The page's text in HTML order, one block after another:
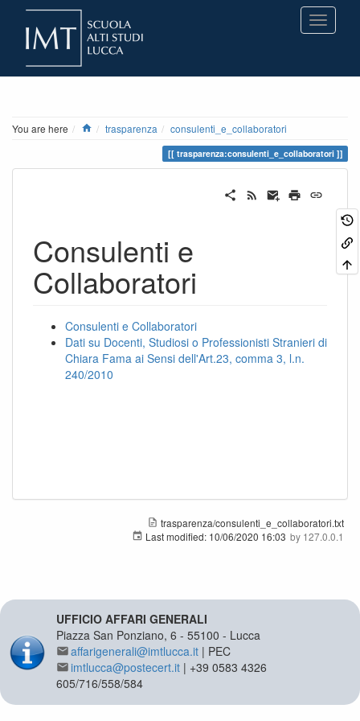
You are here Home
trasparenza consulenti_e_collaboratori
trasparenza:consulenti_e_collaboratori
Consulenti e
Collaboratori
Consulenti e Collaboratori
Dati su Docenti, Studiosi o Professionisti Stranieri di
Chiara Fama ai Sensi dell'Art.23, comma 3, l.n.
240/2010
trasparenza/consulenti_e_collaboratori.txt
Last modified: 10/06/2020 16:03 by 127.0.0.1
UFFICIO AFFARI GENERALI
Piazza San Ponziano, 6 - 55100 - Lucca
affarigenerali@imtlucca.it | PEC
imtlucca@postecert.it | +39 0583 4326
605/716/558/584